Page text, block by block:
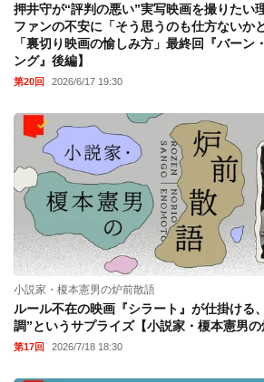
押井守が“評判の悪い”実写映画を撮りたい
ファンの不安に「そう思うのも仕方ないか
「裏切り映画の愉しみ方」最終回『バーン
ング』後編】
第20回 2026/6/17 19:30
小説家・榎本憲男の炉前散語
ルール不在の映画『シラート』が仕掛ける
調”というサプライズ【小説家・榎本憲男の
第17回 2026/7/18 18:30